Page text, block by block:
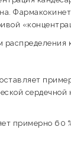
примерно